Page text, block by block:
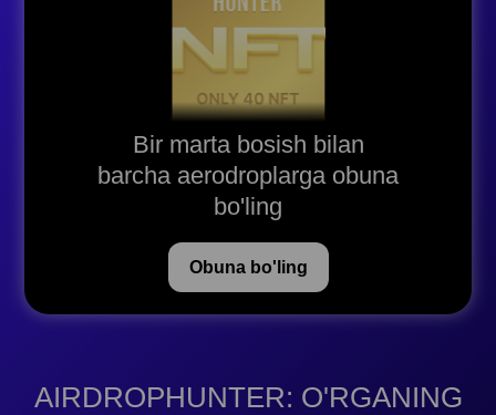
Bir marta bosish bilan
barcha aerodroplarga obuna
bo'ling
Obuna bo'ling
AIRDROPHUNTER: O'RGANING